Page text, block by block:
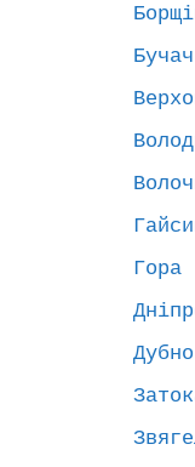
Бучач
Гора
Дубно